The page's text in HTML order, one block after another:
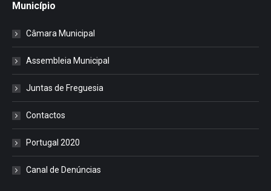
Município
Câmara Municipal
Assembleia Municipal
Juntas de Freguesia
Contactos
Portugal 2020
Canal de Denúncias